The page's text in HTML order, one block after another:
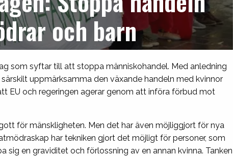
och barn
som syftar till att stoppa människohandel. Med anledning
uppmärksamma den växande handeln med kvinnor
EU och regeringen agerar genom att införa förbud mot
för mänskligheten. Men det har även möjliggjort för nya
har tekniken gjort det möjligt för personer, som
sig en graviditet och förlossning av en annan kvinna. Tanken